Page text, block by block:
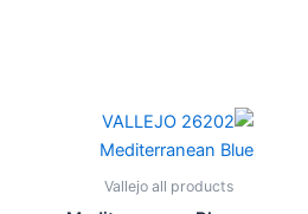
Vallejo all products